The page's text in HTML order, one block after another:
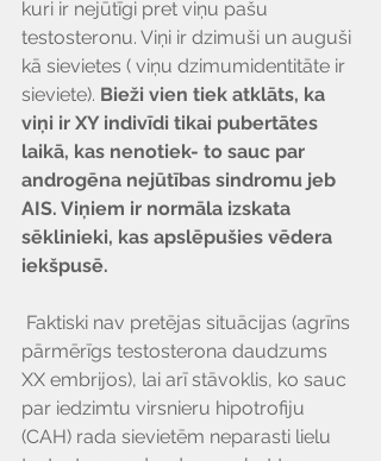
kuri ir nejūtīgi pret viņu pašu
testosteronu. Viņi ir dzimuši un auguši
kā sievietes ( viņu dzimumidentitāte ir
sieviete). Bieži vien tiek atklāts, ka
viņi ir XY indivīdi tikai pubertātes
laikā, kas nenotiek- to sauc par
androgēna nejūtības sindromu jeb
AIS. Viņiem ir normāla izskata
sēklinieki, kas apslēpušies vēdera
iekšpusē.
pārmērīgs testosterona daudzums
XX embrijos), lai arī stāvoklis, ko sauc
par iedzimtu virsnieru hipotrofiju
(CAH) rada sievietēm neparasti lielu